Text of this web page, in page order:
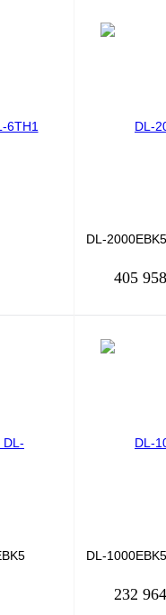
DL-
405
DL-
232